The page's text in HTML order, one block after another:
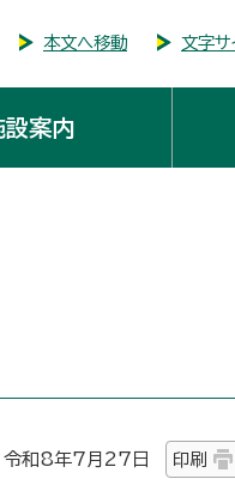
本文へ移動 文字サ
設案内
和8年7月27日 印刷